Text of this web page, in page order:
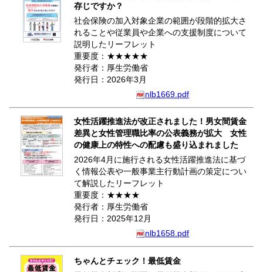
存じですか？
社会保険の加入対象企業の範囲が段階的拡大さ
れることや従業員や企業への支援制度について
説明したリーフレット
重要度：★★★★★
発行者：厚生労働省
発行日：2026年3月
nlb1669.pdf
女性活躍推進法が改正されました！男女間賃金
差異と女性管理職比率の公表義務が拡大 女性
の健康上の特性への配慮も盛り込まれました
2026年4月に施行される女性活躍推進法に基づ
く情報公表や一般事業主行動計画の策定につい
て解説したリーフレット
重要度：★★★★
発行者：厚生労働省
発行日：2025年12月
nlb1658.pdf
ちゃんとチェック！最低賃金